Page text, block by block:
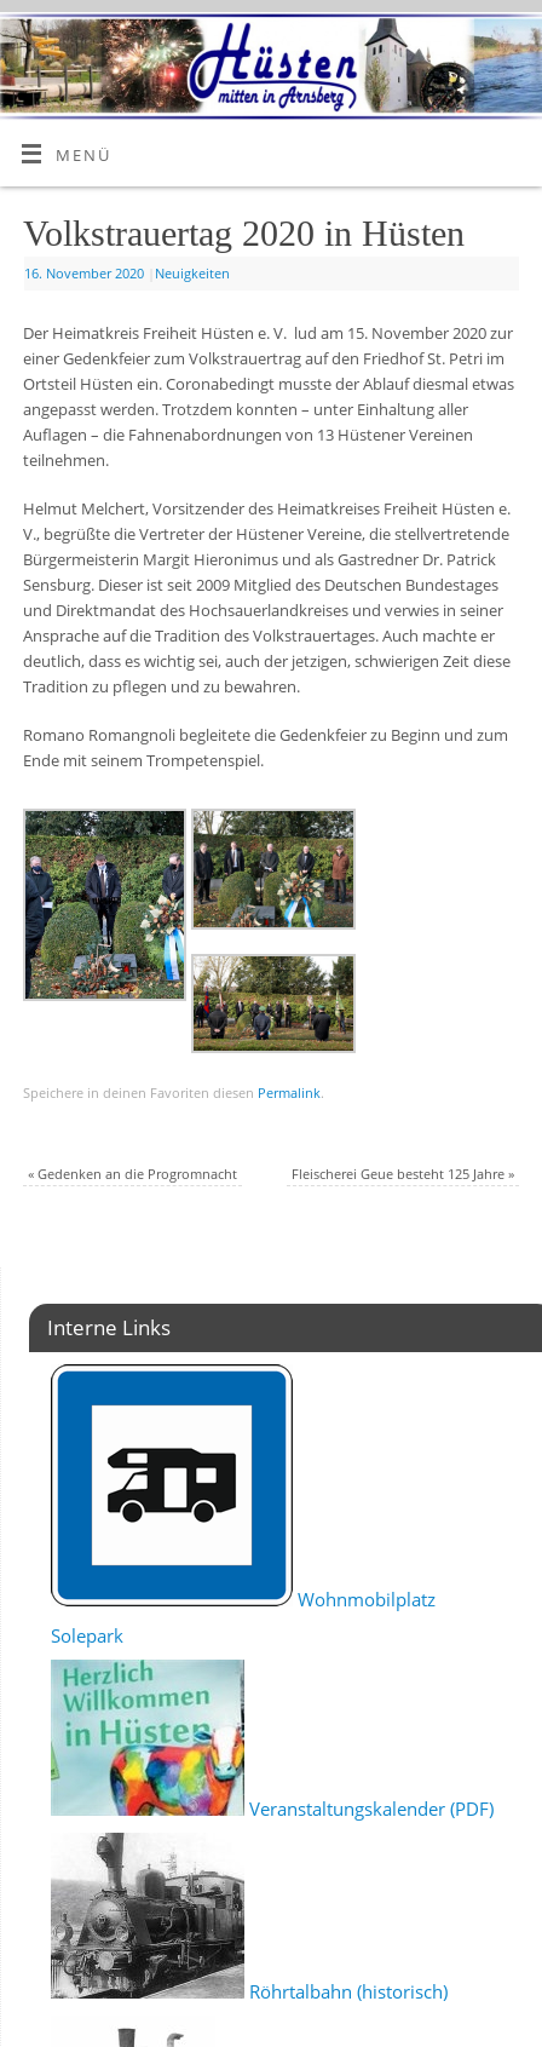
MENÜ
Volkstrauertag 2020 in Hüsten
16. November 2020 Neuigkeiten
Der Heimatkreis Freiheit Hüsten e. V. lud am 15. November 2020 zur
einer Gedenkfeier zum Volkstrauertrag auf den Friedhof St. Petri im
Ortsteil Hüsten ein. Coronabedingt musste der Ablauf diesmal etwas
angepasst werden. Trotzdem konnten – unter Einhaltung aller
Auflagen – die Fahnenabordnungen von 13 Hüstener Vereinen
teilnehmen.
Helmut Melchert, Vorsitzender des Heimatkreises Freiheit Hüsten e.
V., begrüßte die Vertreter der Hüstener Vereine, die stellvertretende
Bürgermeisterin Margit Hieronimus und als Gastredner Dr. Patrick
Sensburg. Dieser ist seit 2009 Mitglied des Deutschen Bundestages
und Direktmandat des Hochsauerlandkreises und verwies in seiner
Ansprache auf die Tradition des Volkstrauertages. Auch machte er
deutlich, dass es wichtig sei, auch der jetzigen, schwierigen Zeit diese
Tradition zu pflegen und zu bewahren.
Romano Romangnoli begleitete die Gedenkfeier zu Beginn und zum
Ende mit seinem Trompetenspiel.
Speichere in deinen Favoriten diesen Permalink.
«Gedenken an die Progromnacht Fleischerei Geue besteht 125 Jahre»
Interne Links
Wohnmobilplatz
Solepark
Veranstaltungskalender (PDF)
Röhrtalbahn (historisch)